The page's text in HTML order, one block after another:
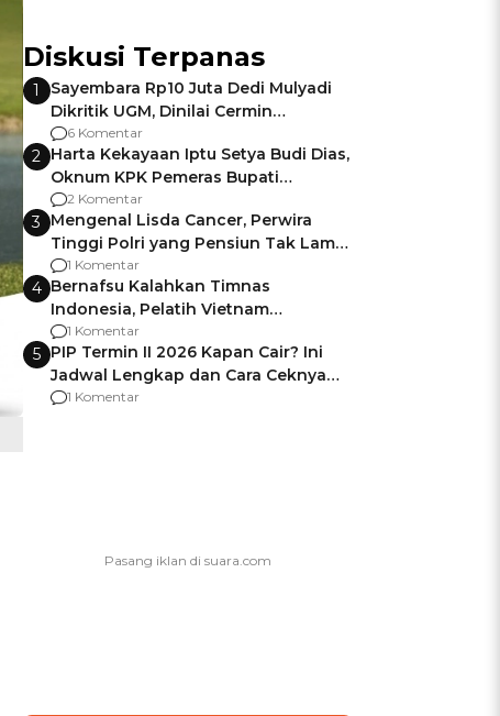
Diskusi Terpanas
1
Sayembara Rp10 Juta Dedi Mulyadi
Dikritik UGM, Dinilai Cermin
Gagalnya Negara Jamin Keamanan
6 Komentar
2 Harta Kekayaan Iptu Setya Budi Dias,
Oknum KPK Pemeras Bupati
Pemalang
2 Komentar
3 Mengenal Lisda Cancer, Perwira
Tinggi Polri yang Pensiun Tak Lama
Usai Jadi Brigjen
1 Komentar
4 Bernafsu Kalahkan Timnas
Indonesia, Pelatih Vietnam
Berencana Pakai Jimat di Pakansari
1 Komentar
5 PIP Termin II 2026 Kapan Cair? Ini
Jadwal Lengkap dan Cara Ceknya
agar Dana Tidak Hangus!
1 Komentar